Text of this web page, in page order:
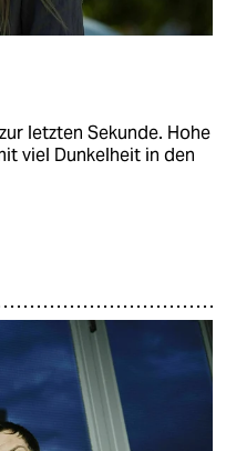
letzten Sekunde. Hohe
viel Dunkelheit in den